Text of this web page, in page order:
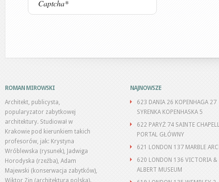
ROMAN MIROWSKI
Architekt, publicysta,
popularyzator zabytkowej
architektury. Studiował w
Krakowie pod kierunkiem takich
profesorów, jak: Krystyna
Wróblewska (rysunek), Jadwiga
Horodyska (rzeźba), Adam
Majewski (konserwacja zabytków),
Wiktor Zin (architektura polska).
NAJNOWSZE
623 DANIA 26 KOPENHAGA 27
SYRENKA KOPENHASKA 5
622 PARYŻ 74 SAINTE
PORTAL GŁÓWNY
621 LONDON 137 MARBLE
620 LONDON 136 VICTORIA &
ALBERT MUSEUM